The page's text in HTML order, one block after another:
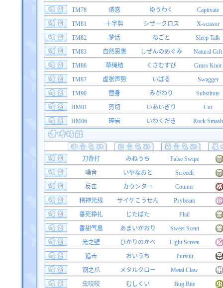
TM78
诱惑 ゆうわく
Captivate
TM81
十字剪 シザークロス
X-scissor
TM82
梦话 ねごと
Sleep Talk
TM83
自然恩惠 しぜんのめぐみ
Natural Gift
TM86
草绳结 くさむすび
Grass Knot
TM87
虚张声势 いばる
Swagger
TM90
替身 みがわり
Substitute
HM01
剪切 いあいぎり
Cut
HM06
碎岩 いわくだき Rock Smash
刀背打 みねうち
False Swipe
噪音
いやなおと
Screech
反击
カウンター
Counter
精神光线
サイケこうせん
Psybeam
垂死挣扎
じたばた
Flail
香甜气息
あまいかおり
Sweet Scent
光之壁
ひかりのかべ
Light Screen
追击
おいうち
Pursuit
钢之爪
メタルクロー
Metal Claw
虫咬咬
むしくい
Bug Bite